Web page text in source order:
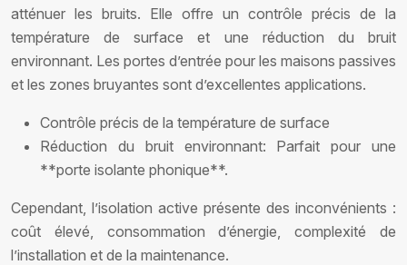
atténuer les bruits. Elle offre un contrôle précis de la
température de surface et une réduction du bruit
environnant. Les portes d’entrée pour les maisons passives
et les zones bruyantes sont d’excellentes applications.
Contrôle précis de la température de surface
Réduction du bruit environnant: Parfait pour une
**porte isolante phonique**.
Cependant, l’isolation active présente des inconvénients :
coût élevé, consommation d’énergie, complexité de
l’installation et de la maintenance.